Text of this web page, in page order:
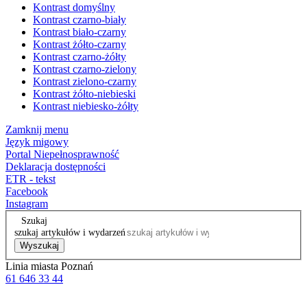
Kontrast domyślny
Kontrast czarno-biały
Kontrast biało-czarny
Kontrast żółto-czarny
Kontrast czarno-żółty
Kontrast czarno-zielony
Kontrast zielono-czarny
Kontrast żółto-niebieski
Kontrast niebiesko-żółty
Zamknij menu
Język migowy
Portal Niepełnosprawność
Deklaracja dostępności
ETR - tekst
Facebook
Instagram
Szukaj
szukaj artykułów i wydarzeń
Wyszukaj
Linia miasta Poznań
61 646 33 44